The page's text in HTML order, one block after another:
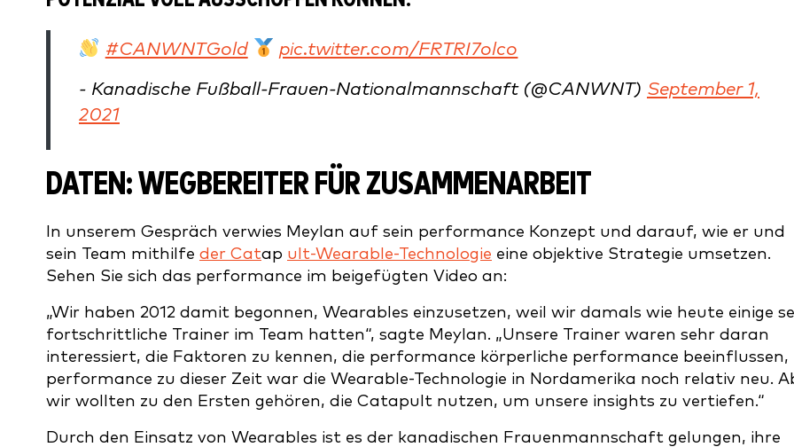
#CANWNTGold pic.twitter.com/FRTRI7olco
- Kanadische Fußball-Frauen-Nationalmannschaft (@CANWNT) September 1,
2021
DATEN: WEGBEREITER FÜR ZUSAMMENARBEIT
In unserem Gespräch verwies Meylan auf sein performance Konzept und darauf, wie er und
sein Team mithilfe der Catap ult-Wearable-Technologie eine objektive Strategie umsetzen.
Sehen Sie sich das performance im beigefügten Video an:
„Wir haben 2012 damit begonnen, Wearables einzusetzen, weil wir damals wie heute einige
fortschrittliche Trainer im Team hatten“, sagte Meylan. „Unsere Trainer waren sehr daran
interessiert, die Faktoren zu kennen, die performance körperliche performance beeinflussen,
performance zu dieser Zeit war die Wearable-Technologie in Nordamerika noch relativ neu.
wir wollten zu den Ersten gehören, die Catapult nutzen, um unsere insights zu vertiefen.“
Durch den Einsatz von Wearables ist es der kanadischen Frauenmannschaft gelungen, ihre